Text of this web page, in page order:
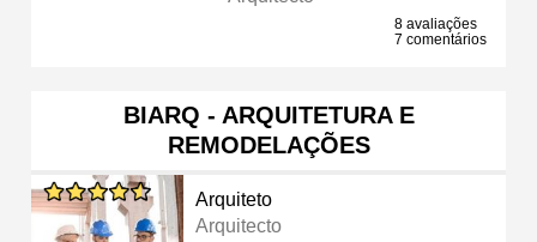
8 avaliações
7 comentários
BIARQ - ARQUITETURA E
REMODELAÇÕES
Arquiteto
Arquitecto